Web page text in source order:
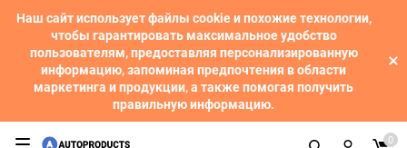
Наш сайт использует файлы cookie и похожие технологии,
чтобы гарантировать максимальное удобство
пользователям, предоставляя персонализированную
информацию, запоминая предпочтения в области
маркетинга и продукции, а также помогая получить
правильную информацию.
0